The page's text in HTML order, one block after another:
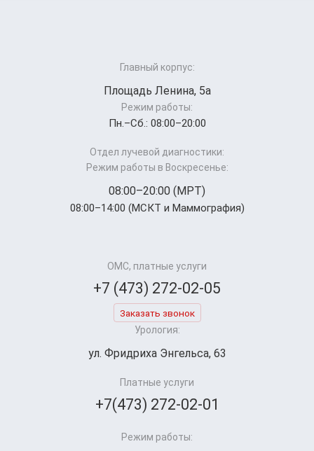
Главный корпус:
Площадь Ленина, 5а
Режим работы:
Пн.–Cб.: 08:00–20:00
Отдел лучевой диагностики:
Режим работы в Воскресенье:
08:00–20:00 (МРТ)
08:00–14:00 (МСКТ и Маммография)
ОМС, платные услуги
+7 (473) 272-02-05
Заказать звонок
Урология:
ул. Фридриха Энгельса, 63
Платные услуги
+7(473) 272-02-01
Режим работы: